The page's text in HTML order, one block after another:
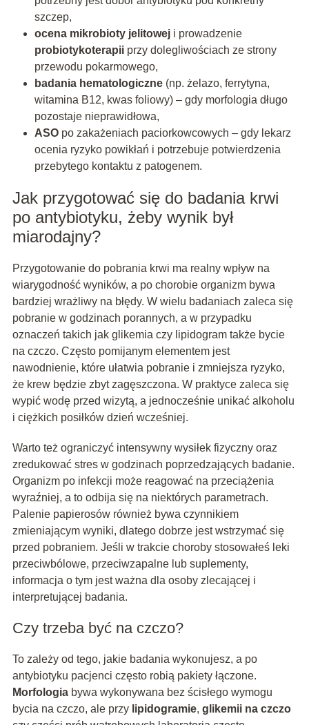
szczep,
ocena mikrobioty jelitoweji prowadzenie
probiotykoterapiiprzy dolegliwościach ze strony
przewodu pokarmowego,
badania hematologiczne(np. żelazo, ferrytyna,
witamina B12, kwas foliowy) – gdy morfologia długo
pozostaje nieprawidłowa,
ASOpo zakażeniach paciorkowcowych – gdy lekarz
ocenia ryzyko powikłań i potrzebuje potwierdzenia
przebytego kontaktu z patogenem.
Jak przygotować się do badania krwi
po antybiotyku, żeby wynik był
miarodajny?
Przygotowanie do pobrania krwi ma realny wpływ na
wiarygodność wyników, a po chorobie organizm bywa
bardziej wrażliwy na błędy. W wielu badaniach zaleca się
pobranie w godzinach porannych, a w przypadku
oznaczeń takich jak glikemia czy lipidogram także bycie
na czczo. Często pomijanym elementem jest
nawodnienie, które ułatwia pobranie i zmniejsza ryzyko,
że krew będzie zbyt zagęszczona. W praktyce zaleca się
wypić wodę przed wizytą, a jednocześnie unikać alkoholu
i ciężkich posiłków dzień wcześniej.
Warto też ograniczyć intensywny wysiłek fizyczny oraz
zredukować stres w godzinach poprzedzających badanie.
Organizm po infekcji może reagować na przeciążenia
wyraźniej, a to odbija się na niektórych parametrach.
Palenie papierosów również bywa czynnikiem
zmieniającym wyniki, dlatego dobrze jest wstrzymać się
przed pobraniem. Jeśli w trakcie choroby stosowałeś leki
przeciwbólowe, przeciwzapalne lub suplementy,
informacja o tym jest ważna dla osoby zlecającej i
interpretującej badania.
Czy trzeba być na czczo?
To zależy od tego, jakie badania wykonujesz, a po
antybiotyku pacjenci często robią pakiety łączone.
Morfologiabywa wykonywana bez ścisłego wymogu
bycia na czczo, ale przy lipidogramie, glikemii na czczo